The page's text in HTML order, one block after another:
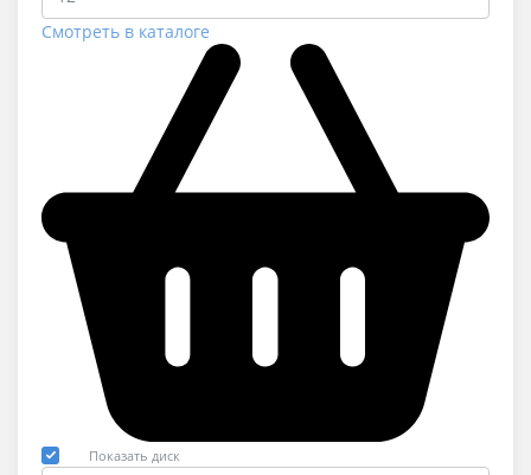
Смотреть в каталоге
Показать диск